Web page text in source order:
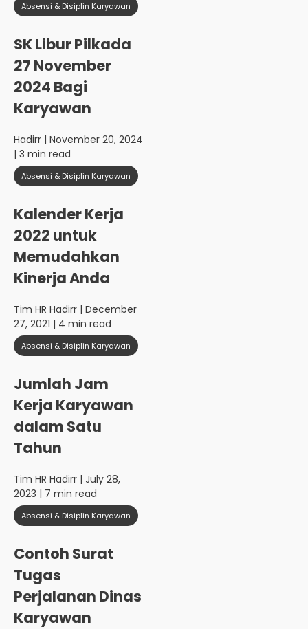
Absensi & Disiplin Karyawan
SK Libur Pilkada
27 November
2024 Bagi
Karyawan
Hadirr | November 20, 2024
| 3 min read
Absensi & Disiplin Karyawan
Kalender Kerja
2022 untuk
Memudahkan
Kinerja Anda
Tim HR Hadirr | December
27, 2021 | 4 min read
Absensi & Disiplin Karyawan
Jumlah Jam
Kerja Karyawan
dalam Satu
Tahun
Tim HR Hadirr | July 28,
2023 | 7 min read
Absensi & Disiplin Karyawan
Contoh Surat
Tugas
Perjalanan Dinas
Karyawan